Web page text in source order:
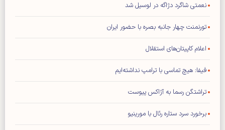
نعمتی شاگرد دژاگه در لوسیل شد
تورنمنت چهار جانبه بصره با حضور ایران
اعلام کاپیتان‌های استقلال
فیفا: هیچ تماسی با ترامپ نداشته‌ایم
تراشتگن رسما به آژاکس پیوست
برخورد سرد ستاره رئال با مورینیو